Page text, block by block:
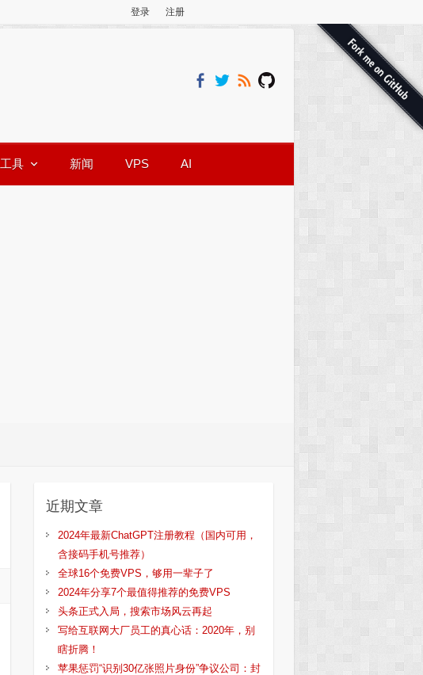
登录 注册
工具 新闻 VPS AI
近期文章
2024年最新ChatGPT注册教程（国内可用，
含接码手机号推荐）
全球16个免费VPS，够用一辈子了
2024年分享7个最值得推荐的免费VPS
头条正式入局，搜索市场风云再起
写给互联网大厂员工的真心话：2020年，别
瞎折腾！
苹果惩罚“识别30亿张照片身份”争议公司：封